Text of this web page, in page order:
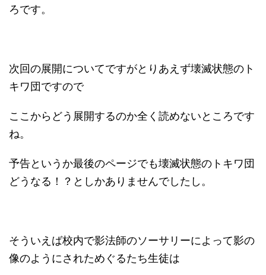
ろです。
次回の展開についてですがとりあえず壊滅状態のト
キワ団ですので
ここからどう展開するのか全く読めないところです
ね。
予告というか最後のページでも壊滅状態のトキワ団
どうなる！？としかありませんでしたし。
そういえば校内で影法師のソーサリーによって影の
像のようにされためぐるたち生徒は